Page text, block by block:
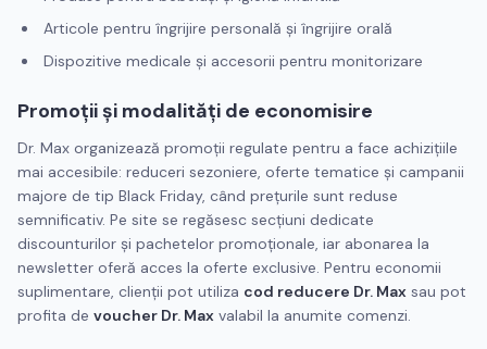
Articole pentru îngrijire personală și îngrijire orală
Dispozitive medicale și accesorii pentru monitorizare
Promoții și modalități de economisire
Dr. Max organizează promoții regulate pentru a face achizițiile
mai accesibile: reduceri sezoniere, oferte tematice și campanii
majore de tip Black Friday, când prețurile sunt reduse
semnificativ. Pe site se regăsesc secțiuni dedicate
discounturilor și pachetelor promoționale, iar abonarea la
newsletter oferă acces la oferte exclusive. Pentru economii
suplimentare, clienții pot utiliza cod reducere Dr. Max sau pot
profita de voucher Dr. Max valabil la anumite comenzi.